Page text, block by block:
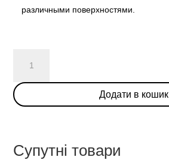
различными поверхностями.
Dunk
High
Pro
кількість
Додати в кошик
Супутні товари